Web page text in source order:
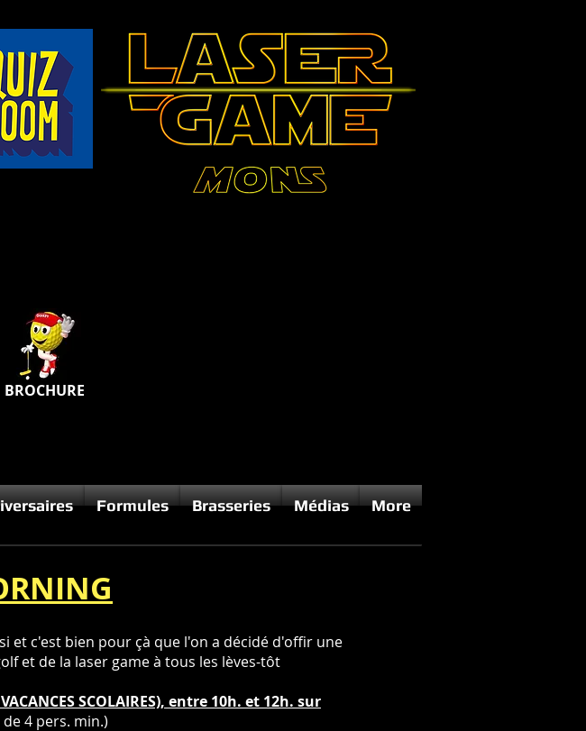
BROCHURE
Formules Brasseries Médias More
et c'est bien pour çà que l'on a décidé d'offir une
et de la laser game à tous les lèves-tôt
SCOLAIRES), entre 10h. et 12h. sur
4 pers. min.)